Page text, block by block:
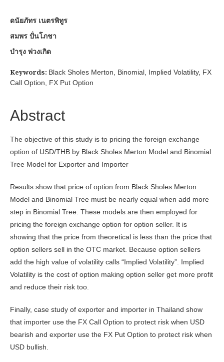
ดนัยภัทร เนตรพิทูร
สมพร ปั่นโภชา
บำรุง พ่วงเกิด
Keywords: Black Sholes Merton, Binomial, Implied Volatility, FX
Call Option, FX Put Option
Abstract
The objective of this study is to pricing the foreign exchange
option of USD/THB by Black Sholes Merton Model and Binomial
Tree Model for Exporter and Importer
Results show that price of option from Black Sholes Merton
Model and Binomial Tree must be nearly equal when add more
step in Binomial Tree. These models are then employed for
pricing the foreign exchange option for option seller. It is
showing that the price from theoretical is less than the price that
option sellers sell in the OTC market. Because option sellers
add the high value of volatility calls “Implied Volatility”. Implied
Volatility is the cost of option making option seller get more profit
and reduce their risk too.
Finally, case study of exporter and importer in Thailand show
that importer use the FX Call Option to protect risk when USD
bearish and exporter use the FX Put Option to protect risk when
USD bullish.